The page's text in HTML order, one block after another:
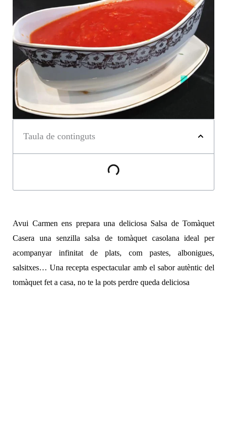
Taula de continguts
Avui Carmen ens prepara una deliciosa Salsa de Tomàquet
Casera una senzilla salsa de tomàquet casolana ideal per
acompanyar infinitat de plats, com pastes, albonigues,
salsitxes… Una recepta espectacular amb el sabor autèntic del
tomàquet fet a casa, no te la pots perdre queda deliciosa